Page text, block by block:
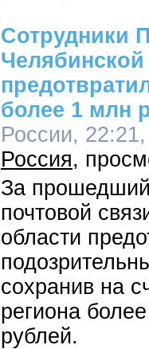
Сотрудники
Челябинской
более 1 млн
России,
Россия
За
почтовой
области
сохранив на
региона
рублей.